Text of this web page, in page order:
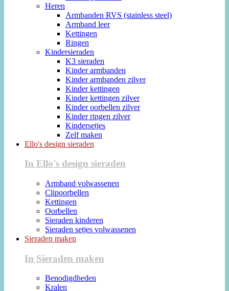
Heren
Armbanden RVS (stainless steel)
Armband leer
Kettingen
Ringen
Kindersieraden
K3 sieraden
Kinder armbanden
Kinder armbanden zilver
Kinder kettingen
Kinder kettingen zilver
Kinder oorbellen zilver
Kinder ringen zilver
Kindersetjes
Zelf maken
Ello's design sieraden
In Ello's design sieraden
Armband volwassenen
Clipoorbellen
Kettingen
Oorbellen
Sieraden kinderen
Sieraden setjes volwassenen
Sieraden maken
In Sieraden maken
Benodigdheden
Kralen